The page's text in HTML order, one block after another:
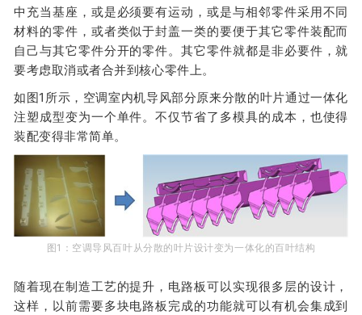
中充当基座，或是必须要有运动，或是与相邻零件采用不同
材料的零件，或者类似于封盖一类的要便于其它零件装配而
自己与其它零件分开的零件。其它零件就都是非必要件，就
要考虑取消或者合并到核心零件上。
如图1 所示，空调室内机导风部分原来分散的叶片通过一体化
注塑成型变为一个单件。不仅节省了多模具的成本，也使得
装配变得非常简单。
图1：空调导风百叶从分散的叶片设计变为一体化的百叶结构
随着现在制造工艺的提升，电路板可以实现很多层的设计，
这样，以前需要多块电路板完成的功能就可以有机会集成到